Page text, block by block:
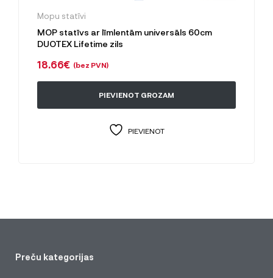
Mopu statīvi
MOP statīvs ar līmlentām universāls 60cm
DUOTEX Lifetime zils
18.66€ (bez PVN)
PIEVIENOT GROZAM
PIEVIENOT
Preču kategorijas